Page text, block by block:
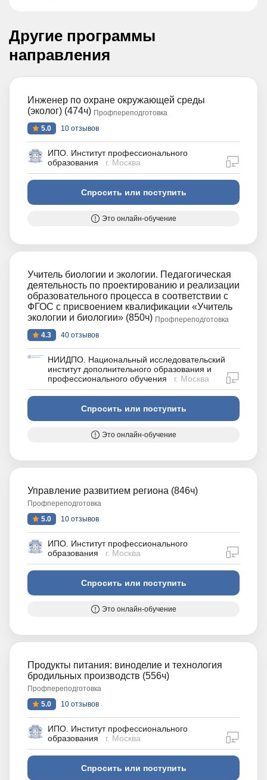
Другие программы
направления
Инженер по охране окружающей среды
(эколог) (474ч) Профпереподготовка
5.0
10 отзывов
ИПО. Институт профессионального
образования
г. Москва
Спросить или поступить
Это онлайн-обучение
Учитель биологии и экологии. Педагогическая
деятельность по проектированию и реализации
образовательного процесса в соответствии с
ФГОС с присвоением квалификации «Учитель
экологии и биологии» (850ч) Профпереподготовка
4.3
40 отзывов
НИИДПО. Национальный исследовательский
институт дополнительного образования и
профессионального обучения
г. Москва
Спросить или поступить
Это онлайн-обучение
Управление развитием региона (846ч)
Профпереподготовка
5.0
10 отзывов
ИПО. Институт профессионального
образования
г. Москва
Спросить или поступить
Это онлайн-обучение
Продукты питания: виноделие и технология
бродильных производств (556ч)
Профпереподготовка
5.0
10 отзывов
ИПО. Институт профессионального
образования
г. Москва
Спросить или поступить